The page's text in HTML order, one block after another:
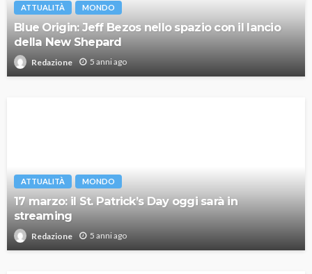
ATTUALITÀ MONDO
Blue Origin: Jeff Bezos nello spazio con il lancio
della New Shepard
Redazione 5 anni ago
ATTUALITÀ MONDO
17 marzo: il St. Patrick’s Day oggi sarà in
streaming
Redazione 5 anni ago